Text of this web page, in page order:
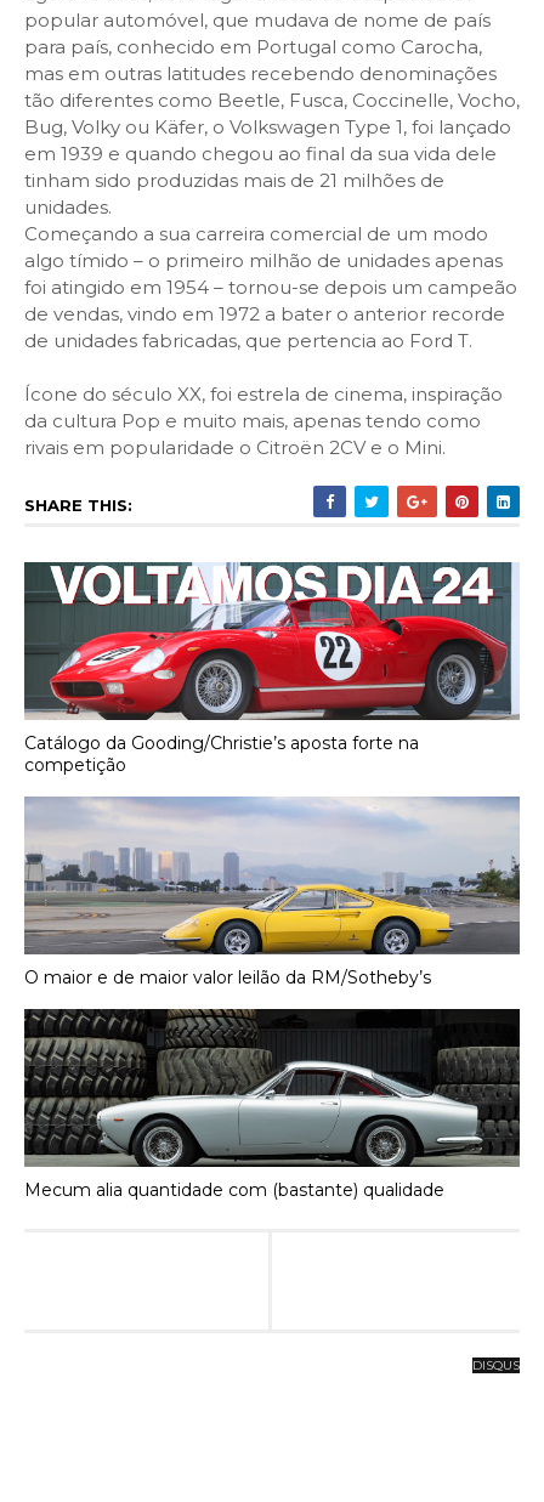
popular automóvel, que mudava de nome de país
para país, conhecido em Portugal como Carocha,
mas em outras latitudes recebendo denominações
tão diferentes como Beetle, Fusca, Coccinelle, Vocho,
Bug, Volky ou Käfer, o Volkswagen Type 1, foi lançado
em 1939 e quando chegou ao final da sua vida dele
tinham sido produzidas mais de 21 milhões de
unidades.
Começando a sua carreira comercial de um modo
algo tímido – o primeiro milhão de unidades apenas
foi atingido em 1954 – tornou-se depois um campeão
de vendas, vindo em 1972 a bater o anterior recorde
de unidades fabricadas, que pertencia ao Ford T.
Ícone do século XX, foi estrela de cinema, inspiração
da cultura Pop e muito mais, apenas tendo como
rivais em popularidade o Citroën 2CV e o Mini.
SHARE THIS:
Catálogo da Gooding/Christie’s aposta forte na
competição
O maior e de maior valor leilão da RM/Sotheby’s
Mecum alia quantidade com (bastante) qualidade
DISQUS